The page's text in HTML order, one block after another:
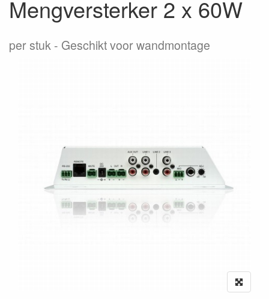
Mengversterker 2 x 60W
per stuk Geschikt voor wandmontage